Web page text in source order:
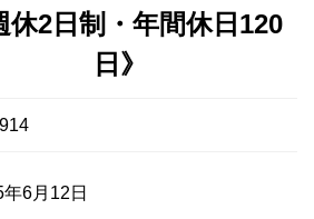
休2日制・年間休日120
日》
6月12日